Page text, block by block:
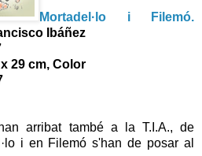
Mortadel·lo i Filemó.
Ibáñez
29 cm, Color
arribat també a la T.I.A., de
i en Filemó s'han de posar al